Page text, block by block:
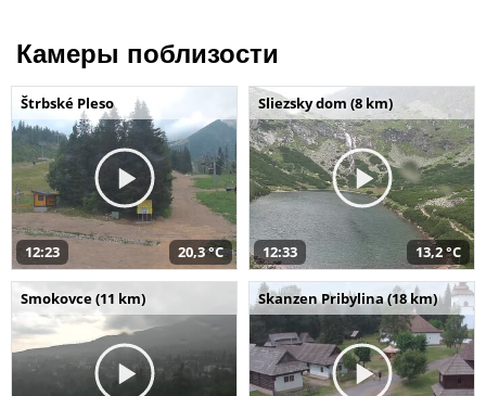
Камеры поблизости
Štrbské Pleso
12:23 20,3 °C
Sliezsky dom (8 km)
12:33 13,2 °C
Smokovce (11 km) Skanzen Pribylina (18 km)